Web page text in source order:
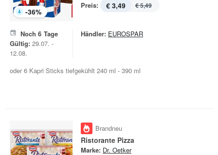
-36%
Preis: € 3,49 € 5,49
Noch 6 Tage
Gültig: 29.07. -
12.08.
Händler: EUROSPAR
oder 6 Kapri Sticks tiefgekühlt 240 ml - 390 ml
Brandneu
Ristorante Pizza
Marke: Dr. Oetker